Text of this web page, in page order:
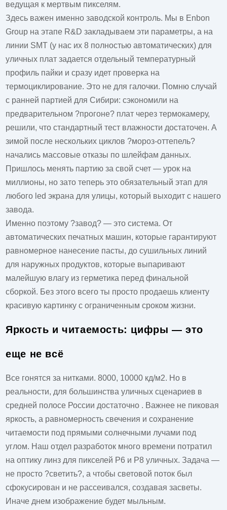
ведущая к мертвым пикселям.
Здесь важен именно заводской контроль. Мы в Enbon
Group на этапе R&D закладываем эти параметры, а на
линии SMT (у нас их 8 полностью автоматических) для
уличных плат задается отдельный температурный
профиль пайки и сразу идет проверка на
термоциклирование. Это не для галочки. Помню случай
с ранней партией для Сибири: сэкономили на
предварительном ?прогоне? плат через термокамеру,
решили, что стандартный тест влажности достаточен. А
зимой после нескольких циклов ?мороз-оттепель?
начались массовые отказы по шлейфам данных.
Пришлось менять партию за свой счет — урок на
миллионы, но зато теперь это обязательный этап для
любого led экрана для улицы, который выходит с нашего
завода.
Именно поэтому ?завод? — это система. От
автоматических печатных машин, которые гарантируют
равномерное нанесение пасты, до сушильных линий
для наружных продуктов, которые выпаривают
малейшую влагу из герметика перед финальной
сборкой. Без этого всего ты просто продаешь клиенту
красивую картинку с ограниченным сроком жизни.
Яркость и читаемость: цифры — это
еще не всё
Все гонятся за нитками. 8000, 10000 кд/м2. Но в
реальности, для большинства уличных сценариев в
средней полосе России достаточно . Важнее не пиковая
яркость, а равномерность свечения и сохранение
читаемости под прямыми солнечными лучами под
углом. Наш отдел разработок много времени потратил
на оптику линз для пикселей P6 и P8 уличных. Задача —
не просто ?светить?, а чтобы световой поток был
сфокусирован и не рассеивался, создавая засветы.
Иначе днем изображение будет мыльным.